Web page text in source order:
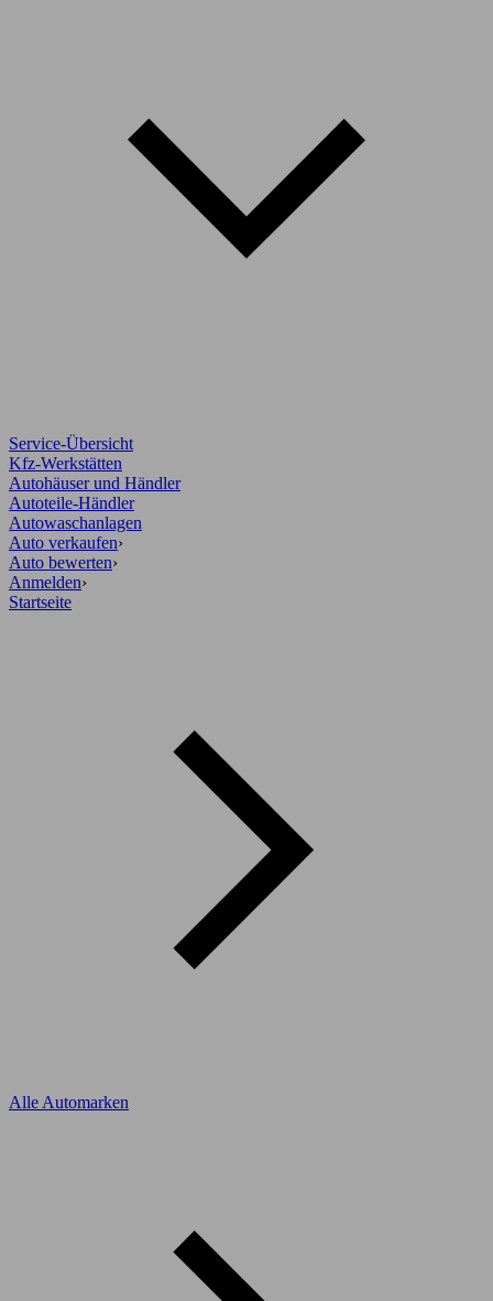
Service-Übersicht
Kfz-Werkstätten
Autohäuser und Händler
Autoteile-Händler
Autowaschanlagen
Auto verkaufen›
Auto bewerten›
Anmelden›
Startseite
Alle Automarken